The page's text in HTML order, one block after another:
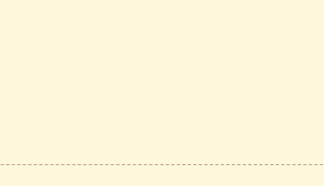
（もんめ）開業